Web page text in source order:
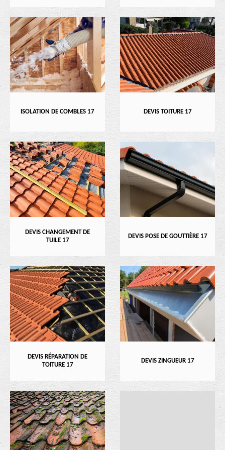
ISOLATION DE COMBLES 17 DEVIS TOITURE 17
DEVIS CHANGEMENT DE
TUILE 17
DEVIS POSE DE GOUTTIÈRE 17
DEVIS RÉPARATION DE
TOITURE 17
DEVIS ZINGUEUR 17